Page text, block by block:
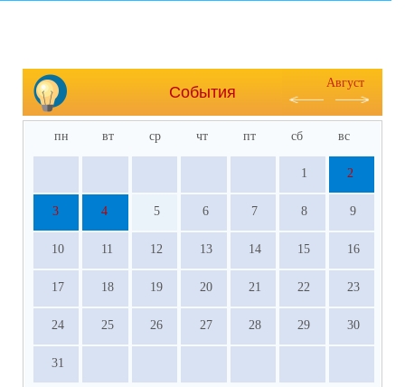
События
Август
пн вт ср чт пт сб вс
1 2
3 4 5 6 7 8 9
10 11 12 13 14 15 16
17 18 19 20 21 22 23
24 25 26 27 28 29 30
31